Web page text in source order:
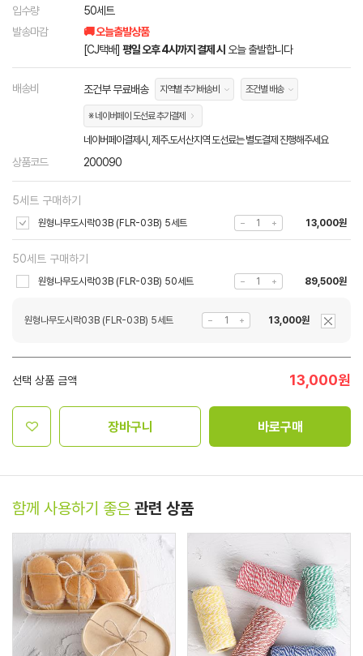
입수량
50세트
발송마감
🚚 오늘출발상품
[CJ택배] 평일 오후 4시까지 결제 시 오늘 출발합니다
배송비 조건부 무료배송 지역별 추가배송비 조건별 배송
※ 네이버페이 도선료 추가결제
네이버페이결제시, 제주.도서산지역 도선료는 별도결제 진행해주세요
상품코드 200090
5세트 구매하기
원형나무도시락03B (FLR-03B) 5세트 13,000원
50세트 구매하기
원형나무도시락03B (FLR-03B) 50세트 89,500원
원형나무도시락03B (FLR-03B) 5세트 13,000원
선택 상품 금액 13,000원
장바구니 바로구매
함께 사용하기 좋은 관련 상품